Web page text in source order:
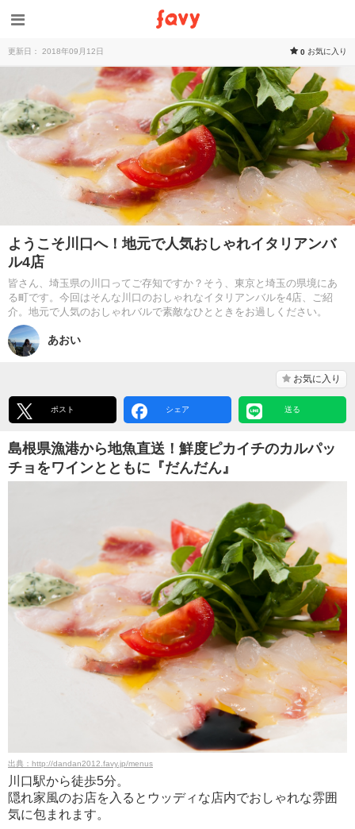
更新日： 2018年09月12日 0 お気に入り
ようこそ川口へ！地元で人気おしゃれイタリアンバ
ル4店
皆さん、埼玉県の川口ってご存知ですか？そう、東京と埼玉の県境にあ
る町です。今回はそんな川口のおしゃれなイタリアンバルを4店、ご紹
介。地元で人気のおしゃれバルで素敵なひとときをお過しください。
あおい
お気に入り
ポスト シェア 送る
島根県漁港から地魚直送！鮮度ピカイチのカルパッ
チョをワインとともに『だんだん』
出典：http://dandan2012.favy.jp/menus
川口駅から徒歩5分。
隠れ家風のお店を入るとウッディな店内でおしゃれな雰囲
気に包まれます。